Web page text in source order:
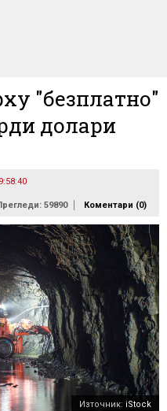
"безплатно"
долари
59890 Коментари (0)
Източник: iStock